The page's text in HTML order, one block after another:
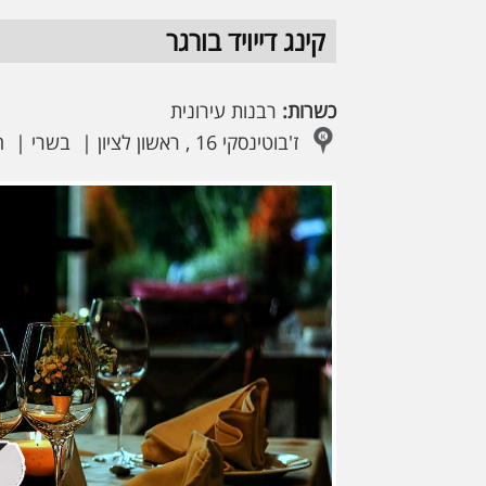
קינג דייויד בורגר
כשרות: רבנות עירונית
ז'בוטינסקי 16 , ראשון לציון
בשרי